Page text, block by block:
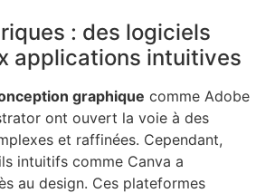
: des logiciels
applications intuitives
graphique comme Adobe
ont ouvert la voie à des
et raffinées. Cependant,
intuitifs comme Canva a
au design. Ces plateformes